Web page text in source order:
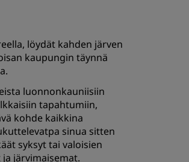
löydät kahden järven
kaupungin täynnä
luonnonkauniisiin
tapahtumiin,
kohde kaikkina
sinua sitten
syksyt tai valoisien
järvimaisemat.